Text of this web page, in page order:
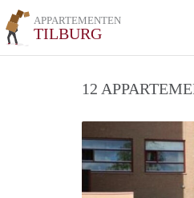
APPARTEMENTEN
TILBURG
12